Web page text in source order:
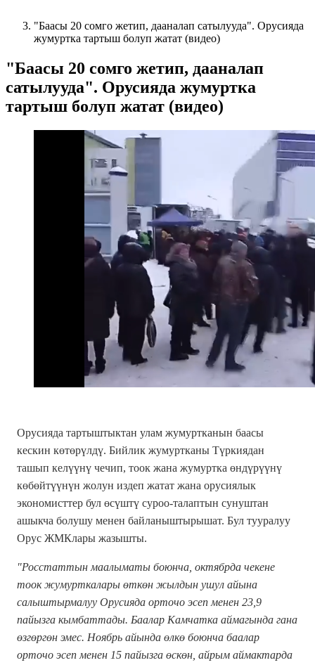
"Баасы 20 сомго жетип, дааналап сатылууда". Орусияда
жумуртка тартыш болуп жатат (видео)
"Баасы 20 сомго жетип, дааналап
сатылууда". Орусияда жумуртка
тартыш болуп жатат (видео)
Орусияда тартыштыктан улам жумуртканын баасы
кескин көтөрүлдү. Бийлик жумуртканы Түркиядан
ташып келүүнү чечип, тоок жана жумуртка өндүрүүнү
көбөйтүүнүн жолун издеп жатат жана орусиялык
экономисттер бул өсүштү суроо-талаптын сунуштан
ашыкча болушу менен байланыштырышат. Бул тууралуу
Орус ЖМКлары жазышты.
"Росстаттын маалыматы боюнча, октябрда чекене
тоок жумурткалары өткөн жылдын ушул айына
салыштырмалуу Орусияда орточо эсеп менен 23,9
пайызга кымбаттады. Баалар Камчатка аймагында гана
өзгөргөн эмес. Ноябрь айында өлкө боюнча баалар
орточо эсеп менен 15 пайызга өскөн, айрым аймактарда